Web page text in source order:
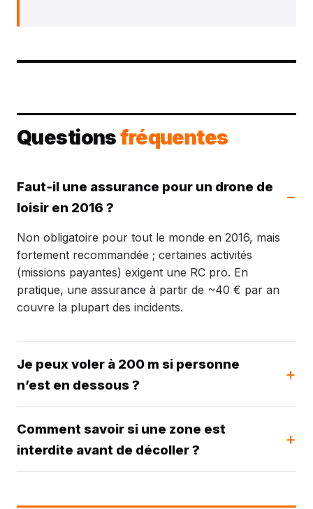
Questionsfréquentes
Faut‑il une assurance pour un drone de
loisir en 2016 ?
Non obligatoire pour tout le monde en 2016, mais
fortement recommandée ; certaines activités
(missions payantes) exigent une RC pro. En
pratique, une assurance à partir de ~40 € par an
couvre la plupart des incidents.
Je peux voler à 200 m si personne
n’est en dessous ?
Comment savoir si une zone est
interdite avant de décoller ?